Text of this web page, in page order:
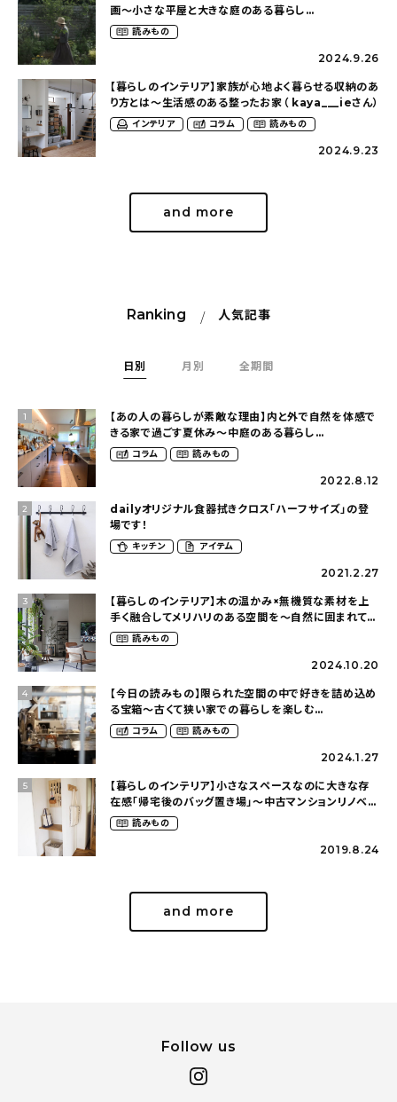
画〜小さな平屋と大きな庭のある暮らし
（tsumikiniwaさん）
読みもの
2024.9.26
【暮らしのインテリア】家族が心地よく暮らせる収納のあ
り方とは〜生活感のある整ったお家（ kaya___ieさん）
インテリア コラム 読みもの
2024.9.23
and more
Ranking 人気記事
日別 月別 全期間
1
【あの人の暮らしが素敵な理由】内と外で自然を体感で
きる家で過ごす夏休み〜中庭のある暮らし
（yume_2700さん）
コラム 読みもの
2022.8.12
2
dailyオリジナル食器拭きクロス「ハーフサイズ」の登
場です！
キッチン アイテム
2021.2.27
3
【暮らしのインテリア】木の温かみ×無機質な素材を上
手く融合してメリハリのある空間を〜自然に囲まれて暮
らす（ki_no_ieさん）
読みもの
2024.10.20
4
【今日の読みもの】限られた空間の中で好きを詰め込め
る宝箱〜古くて狭い家での暮らしを楽しむ
（2nyan_and_lifestylesさん）
コラム 読みもの
2024.1.27
5
【暮らしのインテリア】小さなスペースなのに大きな存
在感「帰宅後のバッグ置き場」～中古マンションリノベー
ションで叶えたコダワリの暮らし（cocoyuko___さ
ん）
読みもの
2019.8.24
and more
Follow us